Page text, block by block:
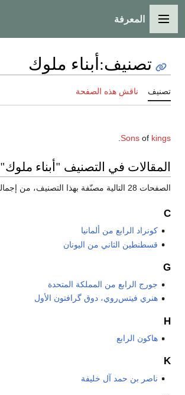
القائمة الرئيسية
المعرفة
تصنيف:أبناء ملوك
تصنيف ناقش هذه الصفحة
Sons of kings
المقالات في التصنيف "أبناء ملوك"
الصفحات 28 التالية مصنّفة بهذا التصنيف، من إجمالي 28.
C
كونراد الرابع من ألمانيا
قسطنطين الثاني من اليونان
G
جورج الرابع من المملكة المتحدة
هنري فيتس‌روي، دوق گرافتون الأول
H
هاكون الرابع
K
ناصر بن حمد آل خليفة